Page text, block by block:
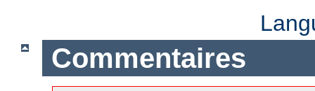
Commentaires